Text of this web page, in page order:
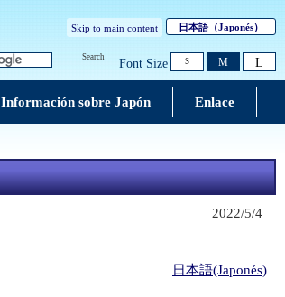
Skip to main content 日本語（Japonés）
Search Font Size S M L
Información sobre Japón Enlace
2022/5/4
日本語(Japonés)